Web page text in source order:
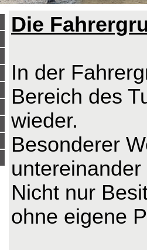
Die
In der
Bereich des
wieder.
Besonderer
Nicht nur
ohne eigene